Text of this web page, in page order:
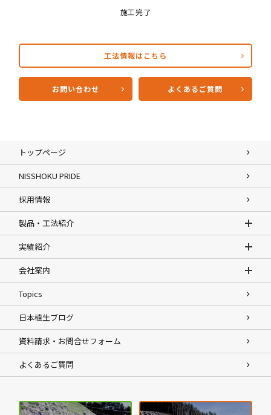
施工完了
工法情報はこちら
お問い合わせ よくあるご質問
トップページ
NISSHOKU PRIDE
採用情報
製品・工法紹介
実績紹介
会社案内
Topics
日本植生ブログ
資料請求・お問合せフォーム
よくあるご質問